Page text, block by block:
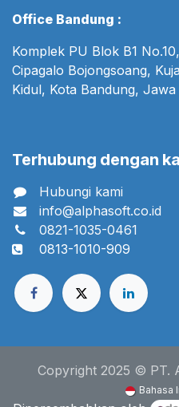
Office Bandung :
Komplek PU Blok B1
Cipagalo Bojongsoang,
Kidul, Kota Bandung,
Terhubung dengan
Hubungi kami
info@alphasoft.co.id
0821-1035-0461
0813-1010-909
Copyright 2025 © PT.
Bahasa